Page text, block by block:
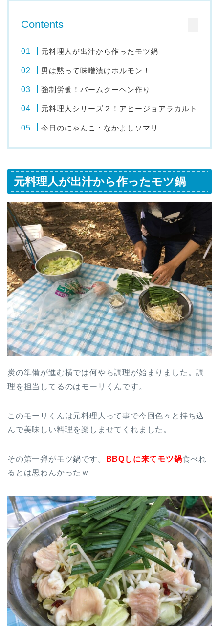
Contents
元料理人が出汁から作ったモツ鍋
男は黙って味噌漬けホルモン！
強制労働！バームクーヘン作り
元料理人シリーズ２！アヒージョアラカルト
今日のにゃんこ：なかよしソマリ
元料理人が出汁から作ったモツ鍋
炭の準備が進む横では何やら調理が始まりました。調
理を担当してるのはモーリくんです。
このモーリくんは元料理人って事で今回色々と持ち込
んで美味しい料理を楽しませてくれました。
その第一弾がモツ鍋です。 BBQしに来てモツ鍋食べれ
るとは思わんかったｗ